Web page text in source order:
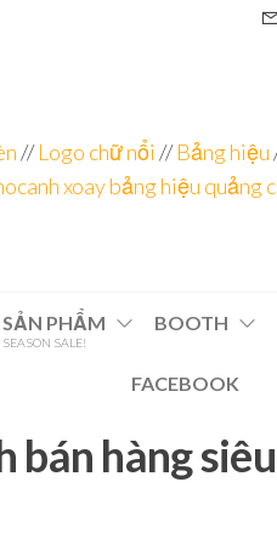
//Logo chữ nổi //Bảng hiệu
xoay bảng hiệu quảng
SẢN PHẨM
SEASON SALE!
BOOTH
FACEBOOK
bán hàng